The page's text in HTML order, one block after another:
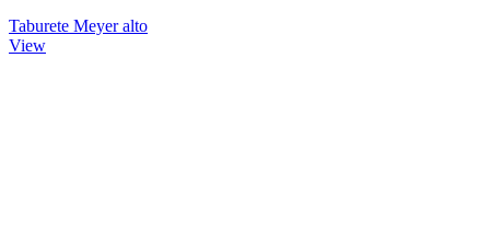
Taburete Meyer alto
View